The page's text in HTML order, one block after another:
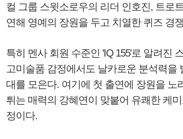
컬 그룹 스윗소로우의 리더 인호진, 트로
연해 영예의 장원을 두고 치열한 퀴즈 경
특히 멘사 회원 수준인 'IQ 155'로 알려진
고미술품 감정에서도 날카로운 분석력을
대를 모은다. 여기에 첫 출연에 장원을 노
튀는 매력의 강혜연이 맞붙어 유쾌한 케
정이다.